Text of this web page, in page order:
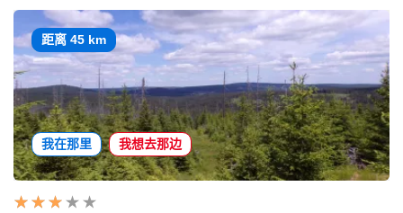
距离 45 km
我在那里 我想去那边